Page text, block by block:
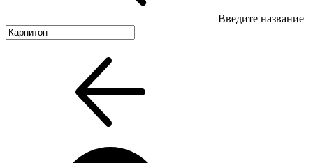
Введите название